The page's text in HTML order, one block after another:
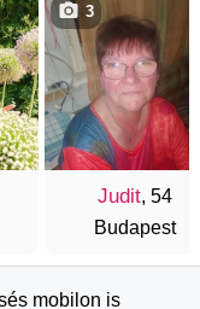
Judit, 54
Budapest
3
mobilon is